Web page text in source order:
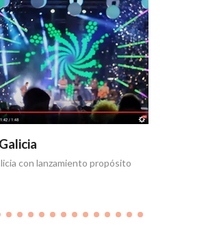
con lanzamiento propósito